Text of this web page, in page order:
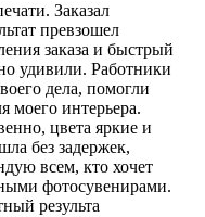
Заказал
превзошел
заказа и быстрый
удивили. Работники
дела, помогли
моего интерьера.
цвета яркие и
без задержек,
всем, кто хочет
фотосувенирами.
результа